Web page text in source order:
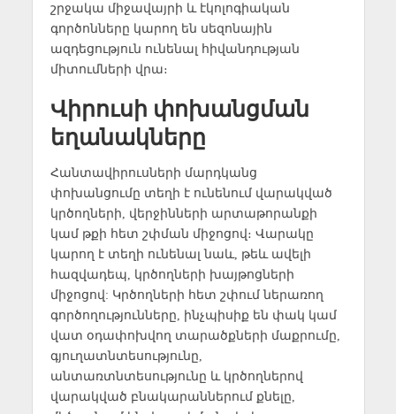
շրջակա միջավայրի և էկոլոգիական
գործոնները կարող են սեզոնային
ազդեցություն ունենալ հիվանդության
միտումների վրա։
Վիրուսի փոխանցման
եղանակները
Հանտավիրուսների մարդկանց
փոխանցումը տեղի է ունենում վարակված
կրծողների, վերջինների արտաթորանքի
կամ թքի հետ շփման միջոցով։ Վարակը
կարող է տեղի ունենալ նաև, թեև ավելի
հազվադեպ, կրծողների խայթոցների
միջոցով: Կրծողների հետ շփում ներառող
գործողությունները, ինչպիսիք են փակ կամ
վատ օդափոխվող տարածքների մաքրումը,
գյուղատնտեսությունը,
անտառտնտեսությունը և կրծողներով
վարակված բնակարաններում քնելը,